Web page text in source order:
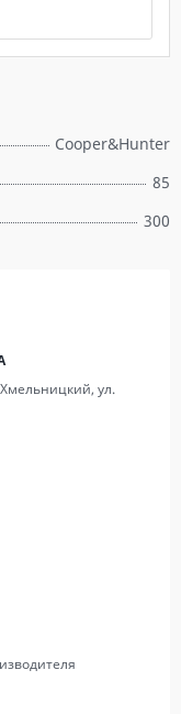
Cooper&Hunter
85
300
ул.